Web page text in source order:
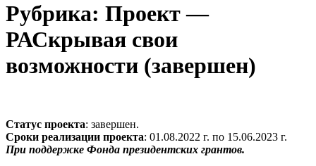
Рубрика: Проект —
РАСкрывая свои
возможности (завершен)
Статус проекта: завершен.
Сроки реализации проекта: 01.08.2022 г. по 15.06.2023 г.
При поддержке Фонда президентских грантов.